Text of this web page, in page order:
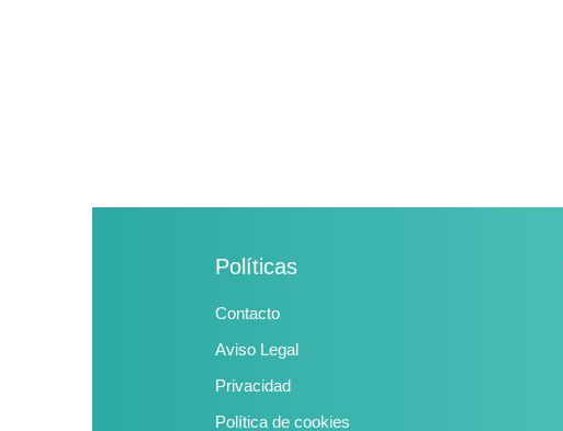
Políticas
Contacto
Aviso Legal
Privacidad
Política de cookies